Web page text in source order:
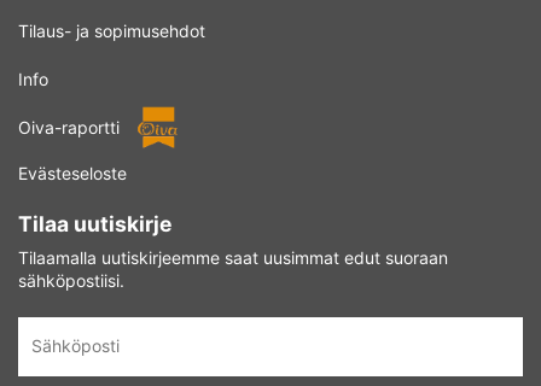
Tilaus- ja sopimusehdot
Info
Oiva-raportti
Evästeseloste
Tilaa uutiskirje
Tilaamalla uutiskirjeemme saat uusimmat edut suoraan
sähköpostiisi.